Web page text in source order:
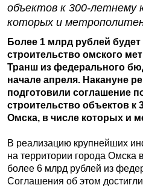
объектов к 300-летнему
которых и
Более 1 млрд рублей
строительство омского
Транш из федерального
начале апреля. Накануне
подготовили соглашение
строительство объектов
Омска, в числе которых и
В реализацию крупнейших
на территории города Омска
более 6 млрд рублей из
Соглашения об этом